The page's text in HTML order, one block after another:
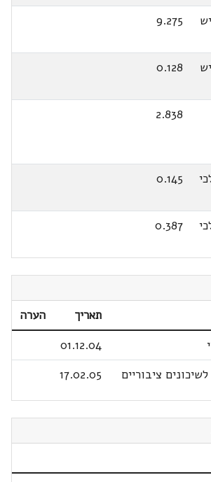
9.275
0.128
2.838
0.145
0.387
תאריך
הערה
01.12.04
ציבוריים
17.02.05